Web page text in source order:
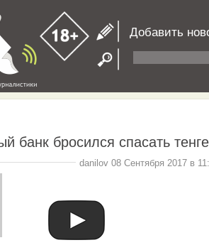
Добавить
банк бросился спасать тенге
danilov 08 Сентября 2017 в